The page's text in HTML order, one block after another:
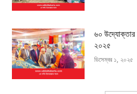
৬০ উদ্যোক্তার
২০২৫
ডিসেম্বর ১, ২০২৫